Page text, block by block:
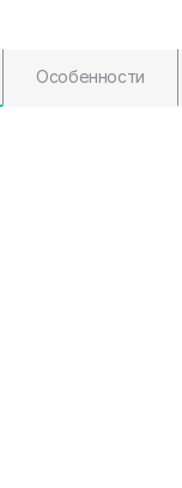
Особенности